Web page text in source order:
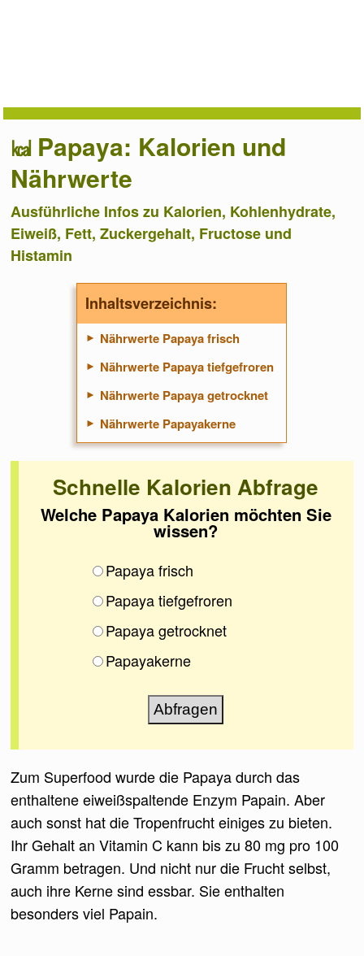
Papaya: Kalorien und
Nährwerte
Ausführliche Infos zu Kalorien, Kohlenhydrate,
Eiweiß, Fett, Zuckergehalt, Fructose und
Histamin
Inhaltsverzeichnis:
Nährwerte Papaya frisch
Nährwerte Papaya tiefgefroren
Nährwerte Papaya getrocknet
Nährwerte Papayakerne
Schnelle Kalorien Abfrage
Welche Papaya Kalorien möchten Sie
wissen?
Papaya frisch
Papaya tiefgefroren
Papaya getrocknet
Papayakerne
Zum Superfood wurde die Papaya durch das
enthaltene eiweißspaltende Enzym Papain. Aber
auch sonst hat die Tropenfrucht einiges zu bieten.
Ihr Gehalt an Vitamin C kann bis zu 80 mg pro 100
Gramm betragen. Und nicht nur die Frucht selbst,
auch ihre Kerne sind essbar. Sie enthalten
besonders viel Papain.